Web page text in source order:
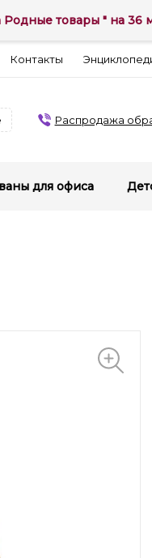
Контакты
Распродажа
для офиса
товары " на 36